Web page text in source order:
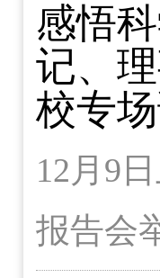
感悟
记、
校专
12月9
报告会